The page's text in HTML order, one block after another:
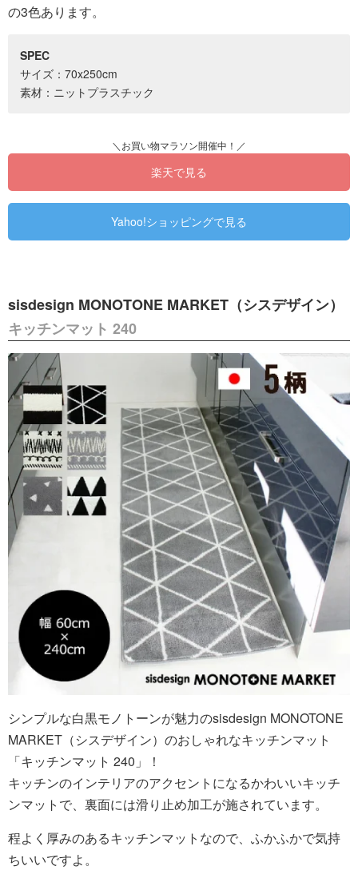
の3色あります。
SPEC
サイズ：70x250cm
素材：ニットプラスチック
楽天で見る
Yahoo!ショッピングで見る
sisdesign MONOTONE MARKET（シスデザイン）
キッチンマット 240
シンプルな白黒モノトーンが魅力のsisdesign MONOTONE
MARKET（シスデザイン）のおしゃれなキッチンマット
「キッチンマット 240」！
キッチンのインテリアのアクセントになるかわいいキッチ
ンマットで、裏面には滑り止め加工が施されています。
程よく厚みのあるキッチンマットなので、ふかふかで気持
ちいいですよ。